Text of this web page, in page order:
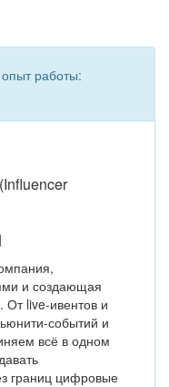
работы:
и создающая
От live-ивентов и
событий и
всё в одном
границ цифровые